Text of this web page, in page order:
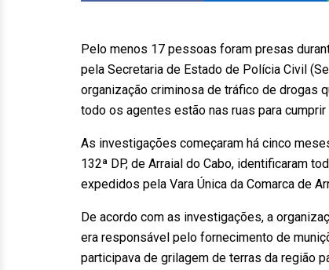
Pelo menos 17 pessoas foram presas
pela Secretaria de Estado de Polícia Civil
organização criminosa de tráfico de drogas
todo os agentes estão nas ruas para
As investigações começaram há cinco
132ª DP, de Arraial do Cabo, identificaram
expedidos pela Vara Única da Comarca de
De acordo com as investigações, a
era responsável pelo fornecimento de
participava de grilagem de terras da região